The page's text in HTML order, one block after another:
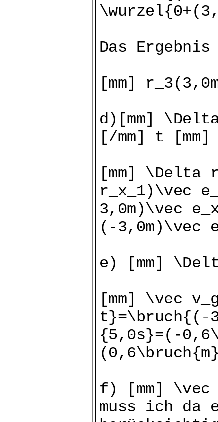
Das
[mm]
d)[mm]
[/mm] t
[mm] \Delta
r_x_1)\vec
3,0m)\vec
(-3,0m)\vec
e) [mm]
[mm] \vec
t}=\bruch{(-
{5,0s}=(-
f) [mm]
muss ich da